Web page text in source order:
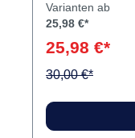
Varianten ab
25,98 €*
25,98 €*
30,00 €*